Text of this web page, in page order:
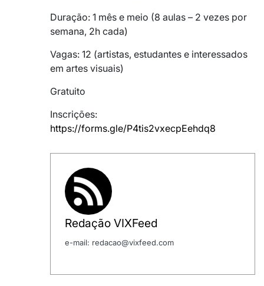
Duração: 1 mês e meio (8 aulas – 2 vezes por
semana, 2h cada)
Vagas: 12 (artistas, estudantes e interessados
em artes visuais)
Gratuito
Inscrições:
https://forms.gle/P4tis2vxecpEehdq8
Redação VIXFeed
e-mail: redacao@vixfeed.com